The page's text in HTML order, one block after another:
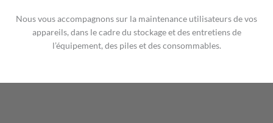
Nous vous accompagnons sur la maintenance utilisateurs de vos
appareils, dans le cadre du stockage et des entretiens de
l’équipement, des piles et des consommables.